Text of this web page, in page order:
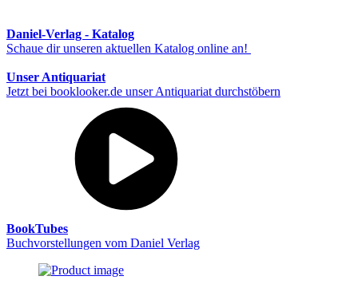
Daniel-Verlag - Katalog
Schaue dir unseren aktuellen Katalog online an!
Unser Antiquariat
Jetzt bei booklooker.de unser Antiquariat durchstöbern
BookTubes
Buchvorstellungen vom Daniel Verlag